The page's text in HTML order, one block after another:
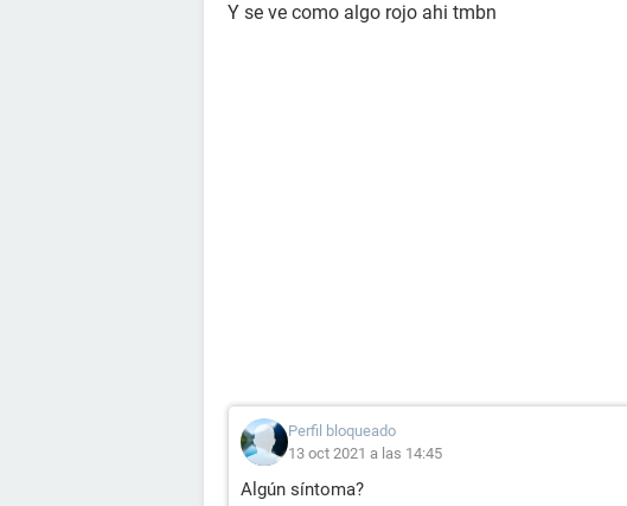
Y se ve como algo rojo ahi tmbn
Perfil bloqueado
13 oct 2021 a las 14:45
Algún síntoma?